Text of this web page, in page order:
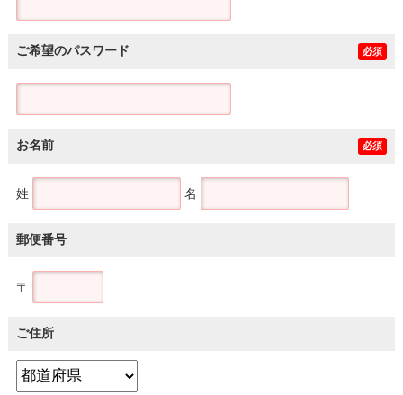
ご希望のパスワード 必須
お名前 必須
姓 名
郵便番号
〒
ご住所